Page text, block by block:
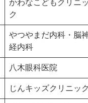
かわなこどもクリニッ
ク
やつやまだ内科・脳
経内科
八木眼科医院
じんキッズクリニック